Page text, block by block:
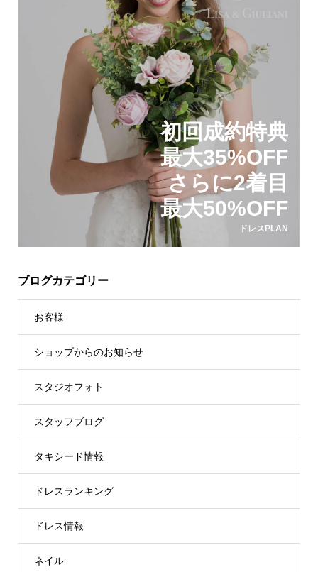
初回成約特典
最大35%OFF
さらに2着目
最大50%OFF
ドレスPLAN
ブログカテゴリー
お客様
ショップからのお知らせ
スタジオフォト
スタッフブログ
タキシード情報
ドレスランキング
ドレス情報
ネイル